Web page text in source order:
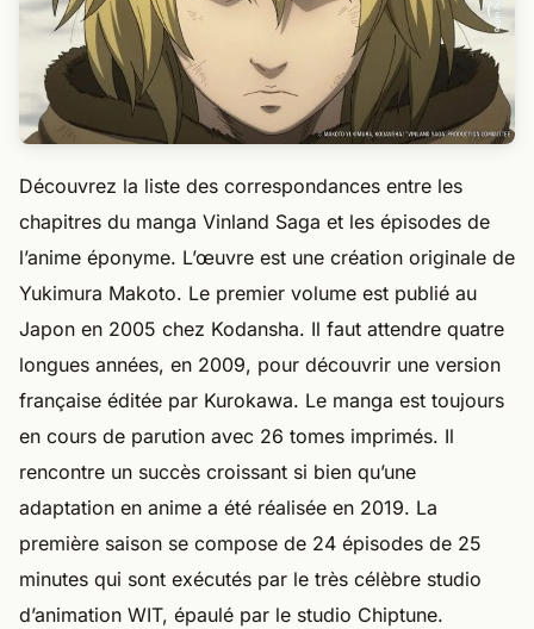
Découvrez la liste des correspondances entre les
chapitres du manga Vinland Saga et les épisodes de
l’anime éponyme. L’œuvre est une création originale de
Yukimura Makoto. Le premier volume est publié au
Japon en 2005 chez Kodansha. Il faut attendre quatre
longues années, en 2009, pour découvrir une version
française éditée par Kurokawa. Le manga est toujours
en cours de parution avec 26 tomes imprimés. Il
rencontre un succès croissant si bien qu’une
adaptation en anime a été réalisée en 2019. La
première saison se compose de 24 épisodes de 25
minutes qui sont exécutés par le très célèbre studio
d’animation WIT, épaulé par le studio Chiptune.